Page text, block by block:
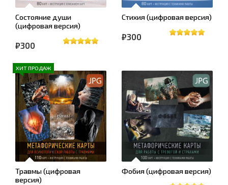
Состояние души
(цифровая версия)
₽300
Стихия (цифровая версия)
₽300
ХИТ ПРОДАЖ
Травмы (цифровая
версия)
Фобия (цифровая версия)